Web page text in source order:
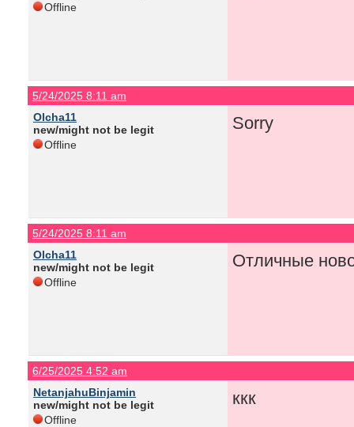
Offline
5/24/2025 8:11 am
Olcha11
new/might not be legit
Offline
Sorry
5/24/2025 8:11 am
Olcha11
new/might not be legit
Offline
Отличные
6/25/2025 4:52 am
NetanjahuBinjamin
new/might not be legit
Offline
ккк